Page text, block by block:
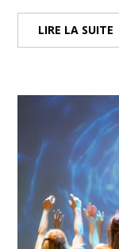
LIRE LA SUITE